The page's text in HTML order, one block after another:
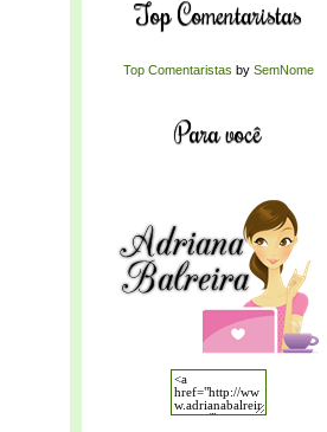
Top Comentaristas
Top Comentaristas by SemNome
Para você